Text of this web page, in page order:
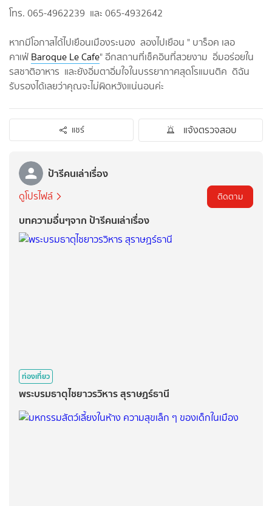
โทร. 065-4962239 และ 065-4932642
หากมีโอกาสได้ไปเยือนเมืองระนอง ลองไปเยือน " บาร็อค เลอ
คาเฟ่ Baroque Le Cafe" อีกสถานที่เช็คอินที่สวยงาม อิ่มอร่อยใน
รสชาติอาหาร และยังอิ่มตาอิ่มใจในบรรยากาศสุดโรแมนติค ดิฉัน
รับรองได้เลยว่าคุณจะไม่ผิดหวังแน่นอนค่ะ
แชร์ แจ้งตรวจสอบ
ป้ารีคนเล่าเรื่อง
ดูโปรไฟล์ ติดตาม
บทความอื่นๆจาก ป้ารีคนเล่าเรื่อง
ท่องเที่ยว
พระบรมธาตุไชยาวรวิหาร สุราษฏร์ธานี